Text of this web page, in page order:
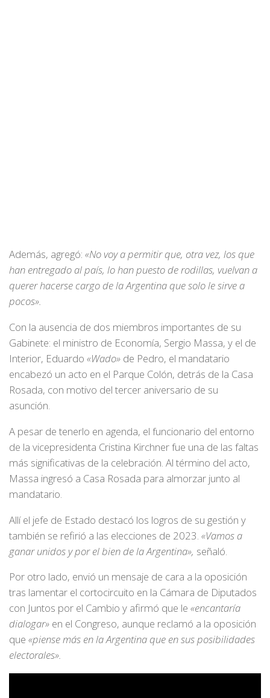
Además, agregó: «No voy a permitir que, otra vez, los que
han entregado al país, lo han puesto de rodillas, vuelvan a
querer hacerse cargo de la Argentina que solo le sirve a
pocos».
Con la ausencia de dos miembros importantes de su
Gabinete: el ministro de Economía, Sergio Massa, y el de
Interior, Eduardo «Wado» de Pedro, el mandatario
encabezó un acto en el Parque Colón, detrás de la Casa
Rosada, con motivo del tercer aniversario de su
asunción.
A pesar de tenerlo en agenda, el funcionario del entorno
de la vicepresidenta Cristina Kirchner fue una de las faltas
más significativas de la celebración. Al término del acto,
Massa ingresó a Casa Rosada para almorzar junto al
mandatario.
Allí el jefe de Estado destacó los logros de su gestión y
también se refirió a las elecciones de 2023. «Vamos a
ganar unidos y por el bien de la Argentina», señaló.
Por otro lado, envió un mensaje de cara a la oposición
tras lamentar el cortocircuito en la Cámara de Diputados
con Juntos por el Cambio y afirmó que le «encantaría
dialogar» en el Congreso, aunque reclamó a la oposición
que «piense más en la Argentina que en sus posibilidades
electorales».